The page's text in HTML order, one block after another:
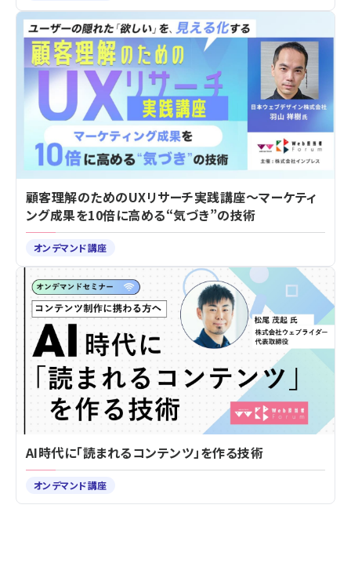
顧客理解のためのUXリサーチ実践講座～マーケティ
ング成果を10倍に高める“気づき”の技術
オンデマンド講座
AI時代に「読まれるコンテンツ」を作る技術
オンデマンド講座